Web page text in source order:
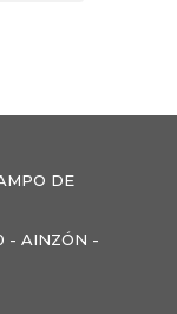
DE
- AINZÓN -